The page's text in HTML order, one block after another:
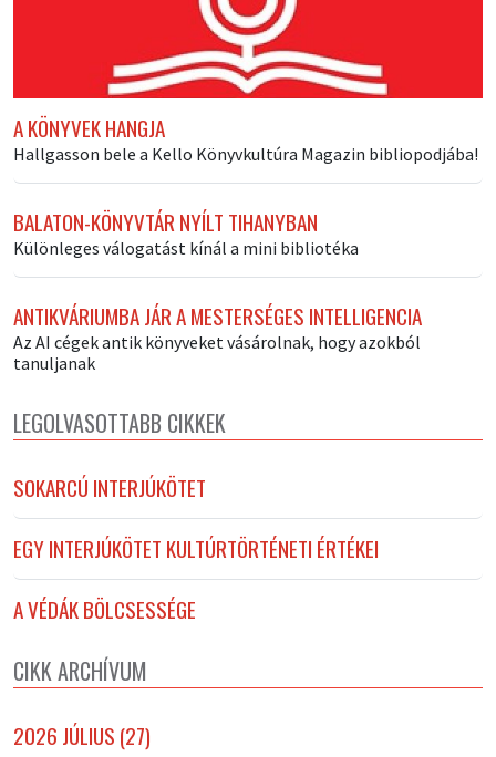
A KÖNYVEK HANGJA
Hallgasson bele a Kello Könyvkultúra Magazin bibliopodjába!
BALATON-KÖNYVTÁR NYÍLT TIHANYBAN
Különleges válogatást kínál a mini bibliotéka
ANTIKVÁRIUMBA JÁR A MESTERSÉGES INTELLIGENCIA
Az AI cégek antik könyveket vásárolnak, hogy azokból
tanuljanak
LEGOLVASOTTABB CIKKEK
SOKARCÚ INTERJÚKÖTET
EGY INTERJÚKÖTET KULTÚRTÖRTÉNETI ÉRTÉKEI
A VÉDÁK BÖLCSESSÉGE
CIKK ARCHÍVUM
2026 JÚLIUS (27)